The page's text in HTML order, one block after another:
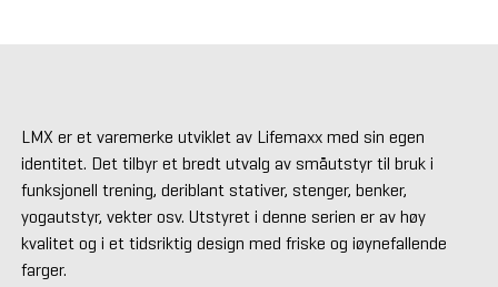
LMX er et varemerke utviklet av Lifemaxx med sin egen
identitet. Det tilbyr et bredt utvalg av småutstyr til bruk i
funksjonell trening, deriblant stativer, stenger, benker,
yogautstyr, vekter osv. Utstyret i denne serien er av høy
kvalitet og i et tidsriktig design med friske og iøynefallende
farger.